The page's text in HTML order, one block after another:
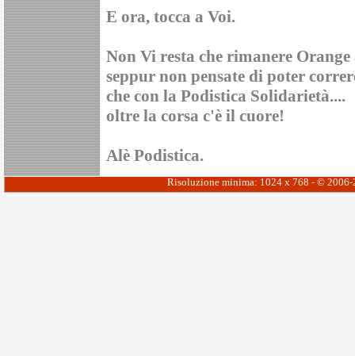
E ora, tocca a Voi.
Non Vi resta che rimanere
seppur non pensate di poter
che con la Podistica Solidarietà....
oltre la corsa c'è il cuore!
Alè Podistica.
Risoluzione minima: 1024 x 768 - ©